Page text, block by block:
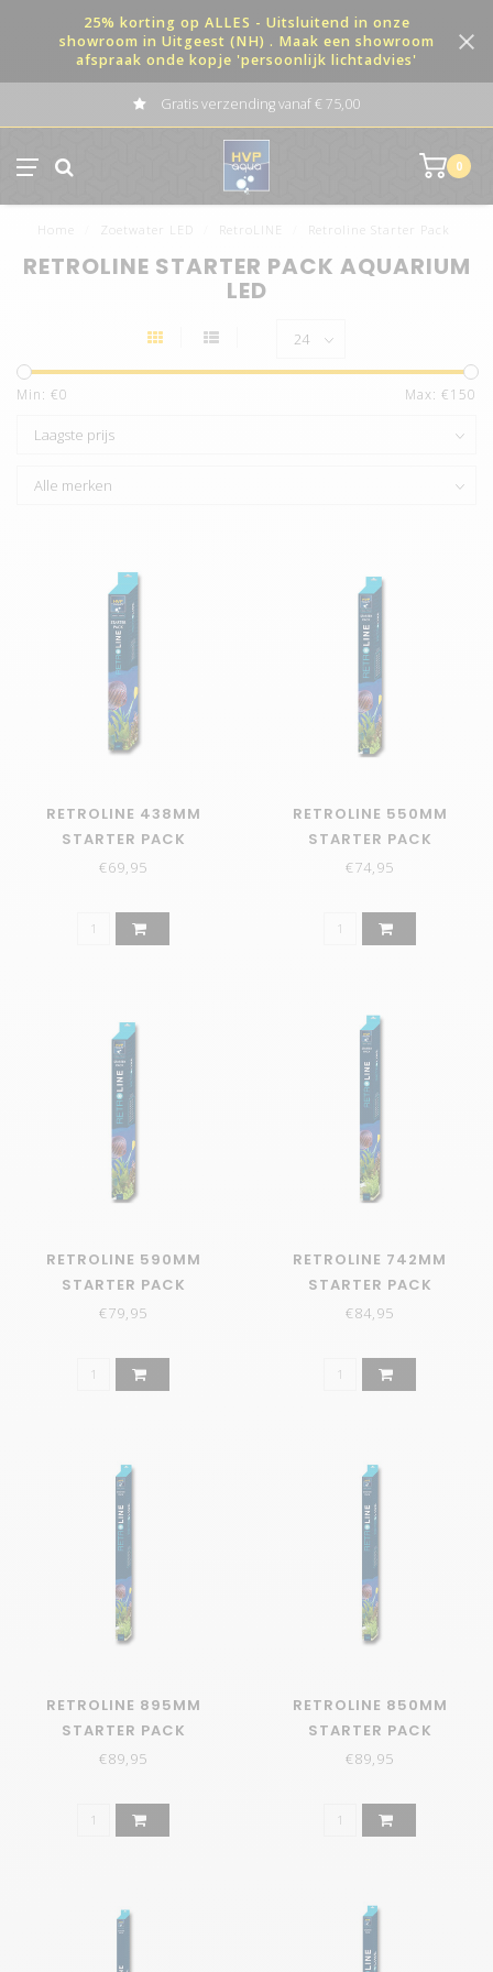
25% korting op ALLES - Uitsluitend in onze
showroom in Uitgeest (NH) . Maak een showroom
afspraak onde kopje 'persoonlijk lichtadvies'
Gratis verzending vanaf € 75,00
0
Home Zoetwater LED RetroLINE Retroline Starter Pack
RETROLINE STARTER PACK AQUARIUM
LED
Min: €0 Max: €150
RETROLINE 438MM
STARTER PACK
€69,95
RETROLINE 550MM
STARTER PACK
€74,95
RETROLINE 590MM
STARTER PACK
€79,95
RETROLINE 742MM
STARTER PACK
€84,95
RETROLINE 895MM
STARTER PACK
€89,95
RETROLINE 850MM
STARTER PACK
€89,95